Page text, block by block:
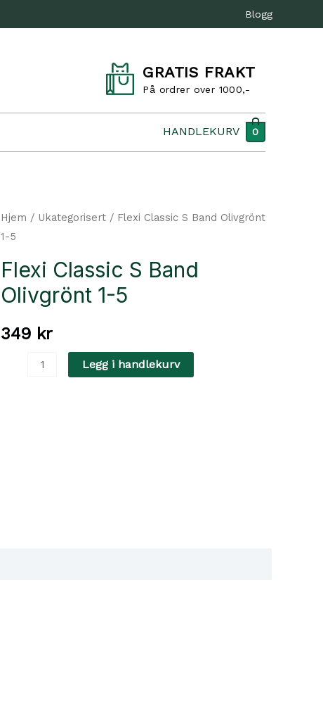
Blogg
GRATIS FRAKT
På ordrer over 1000,-
HANDLEKURV 0
Hjem / Ukategorisert / Flexi Classic S Band Olivgrönt
1-5
Flexi Classic S Band
Olivgrönt 1-5
349 kr
Legg i handlekurv